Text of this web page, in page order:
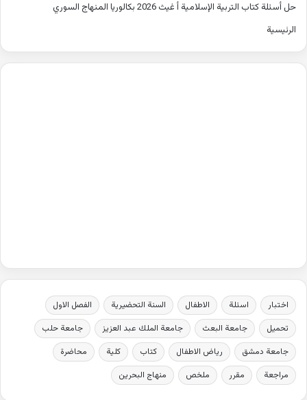
حل أسئلة كتاب التربية الإسلامية أ غيث 2026 بكالوريا المنهاج السوري
الرئيسية
اختبار اسئلة الاطفال السنة التحضيرية
الفصل الاول
تحميل
جامعة البعث جامعة الملك عبد العزيز
جامعة حلب
جامعة دمشق
رياض الاطفال كتاب كلية
محاضرة
مراجعة
مقرر ملخص منهاج البحرين